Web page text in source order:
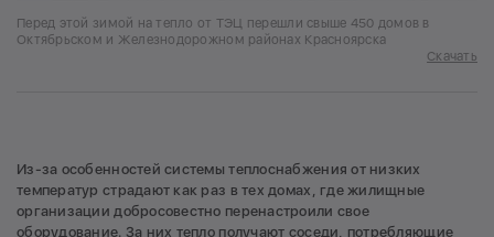
Перед этой зимой на тепло от ТЭЦ перешли свыше 450 домов в
Октябрьском и Железнодорожном районах Красноярска
Скачать
Из-за особенностей системы теплоснабжения от низких
температур страдают как раз в тех домах, где жилищные
организации добросовестно перенастроили свое
оборудование. За них тепло получают соседи, потребляющие